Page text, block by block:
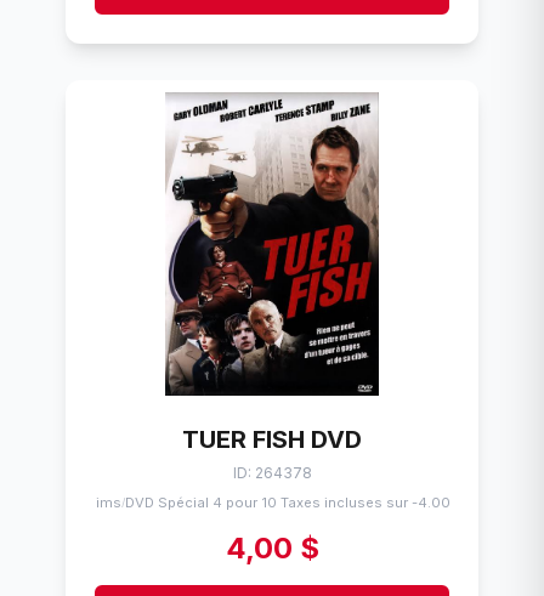
TUER FISH DVD
ID: 264378
Flims/DVD Spécial 4 pour 10 Taxes incluses sur -4.00$
4,00 $